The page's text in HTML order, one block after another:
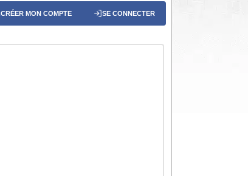
CRÉER MON COMPTE SE CONNECTER